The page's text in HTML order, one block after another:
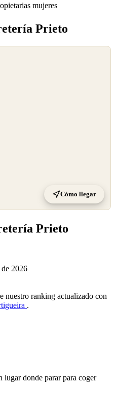
mujeres
Prieto
Cómo llegar
Prieto
2026
nuestro ranking actualizado con
.
lugar donde parar para coger